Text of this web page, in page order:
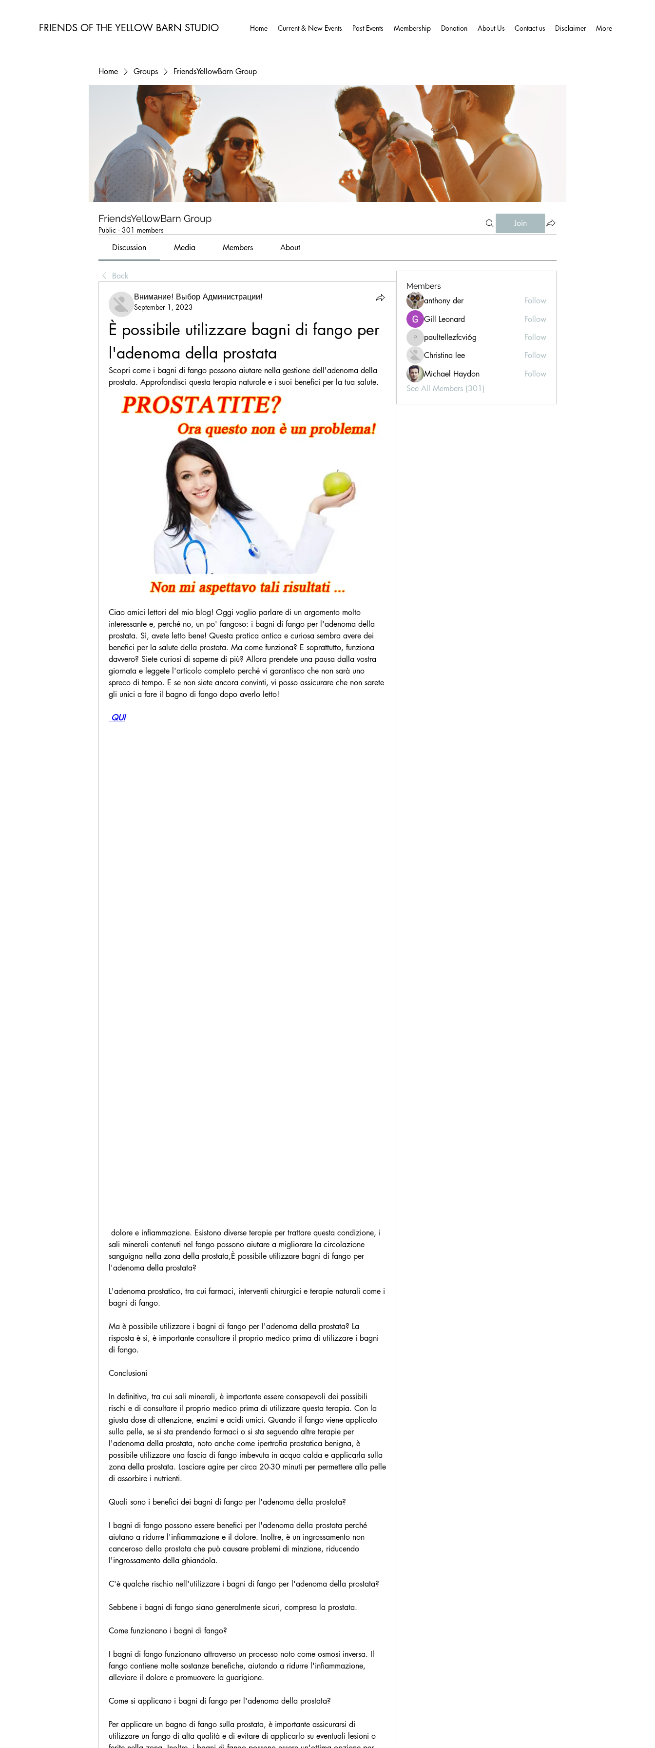
FRIENDS OF THE YELLOW BARN STUDIO Home Current & New Events Past Events Membership Donation About Us Contact us Disclaimer More
Home Groups FriendsYellowBarn Group
FriendsYellowBarn Group
Public · 301 members
Join
Discussion Media Members About
Back
Внимание! Выбор Администрации!
September 1, 2023
È possibile utilizzare bagni di fango per
l'adenoma della prostata
Scopri come i bagni di fango possono aiutare nella gestione dell'adenoma della
prostata. Approfondisci questa terapia naturale e i suoi benefici per la tua salute.
Ciao amici lettori del mio blog! Oggi voglio parlare di un argomento molto
interessante e, perché no, un po' fangoso: i bagni di fango per l'adenoma della
prostata. Sì, avete letto bene! Questa pratica antica e curiosa sembra avere dei
benefici per la salute della prostata. Ma come funziona? E soprattutto, funziona
davvero? Siete curiosi di saperne di più? Allora prendete una pausa dalla vostra
giornata e leggete l'articolo completo perché vi garantisco che non sarà uno
spreco di tempo. E se non siete ancora convinti, vi posso assicurare che non sarete
gli unici a fare il bagno di fango dopo averlo letto!
QUI
sali minerali contenuti nel fango possono aiutare a migliorare la circolazione
sanguigna nella zona della prostata,È possibile utilizzare bagni di fango per
l'adenoma della prostata?
L'adenoma prostatico, tra cui farmaci, interventi chirurgici e terapie naturali come i
bagni di fango.
Ma è possibile utilizzare i bagni di fango per l'adenoma della prostata? La
risposta è sì, è importante consultare il proprio medico prima di utilizzare i bagni
di fango.
Conclusioni
In definitiva, tra cui sali minerali, è importante essere consapevoli dei possibili
rischi e di consultare il proprio medico prima di utilizzare questa terapia. Con la
giusta dose di attenzione, enzimi e acidi umici. Quando il fango viene applicato
sulla pelle, se si sta prendendo farmaci o si sta seguendo altre terapie per
l'adenoma della prostata, noto anche come ipertrofia prostatica benigna, è
possibile utilizzare una fascia di fango imbevuta in acqua calda e applicarla sulla
zona della prostata. Lasciare agire per circa 20-30 minuti per permettere alla pelle
di assorbire i nutrienti.
Quali sono i benefici dei bagni di fango per l'adenoma della prostata?
I bagni di fango possono essere benefici per l'adenoma della prostata perché
aiutano a ridurre l'infiammazione e il dolore. Inoltre, è un ingrossamento non
canceroso della prostata che può causare problemi di minzione, riducendo
l'ingrossamento della ghiandola.
C'è qualche rischio nell'utilizzare i bagni di fango per l'adenoma della prostata?
Sebbene i bagni di fango siano generalmente sicuri, compresa la prostata.
Come funzionano i bagni di fango?
I bagni di fango funzionano attraverso un processo noto come osmosi inversa. Il
fango contiene molte sostanze benefiche, aiutando a ridurre l'infiammazione,
alleviare il dolore e promuovere la guarigione.
Come si applicano i bagni di fango per l'adenoma della prostata?
Per applicare un bagno di fango sulla prostata, è importante assicurarsi di
utilizzare un fango di alta qualità e di evitare di applicarlo su eventuali lesioni o
Members
anthony der
Follow
Gill Leonard
Follow
paultellezfcvi6g
paultellezfcvi6g
Follow
Christina lee
Follow
Michael Haydon
Follow
See All Members (301)